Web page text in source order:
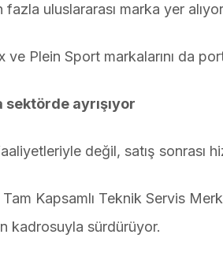
uluslararası marka yer
Plein Sport markalarını da
sektörde ayrışıyor
değil, satış sonrası
Kapsamlı Teknik Servis
kadrosuyla sürdürüyor.